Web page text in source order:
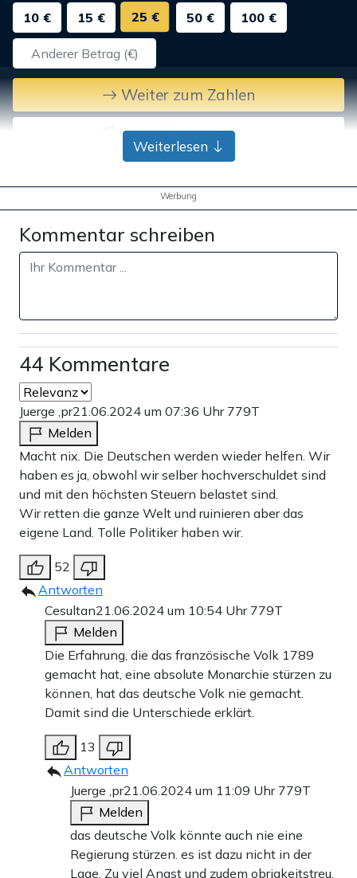
10 €
15 € 25 € 50 € 100 €
Weiter zum Zahlen
Bank-Überweisung
Weiterlesen
Werbung
Kommentar schreiben
44 Kommentare
Juerge ,pr21.06.2024 um 07:36 Uhr 779T
Melden
Macht nix. Die Deutschen werden wieder helfen. Wir
haben es ja, obwohl wir selber hochverschuldet sind
und mit den höchsten Steuern belastet sind.
Wir retten die ganze Welt und ruinieren aber das
eigene Land. Tolle Politiker haben wir.
52
Antworten
Cesultan21.06.2024 um 10:54 Uhr 779T
Melden
Die Erfahrung, die das französische Volk 1789
gemacht hat, eine absolute Monarchie stürzen zu
können, hat das deutsche Volk nie gemacht.
Damit sind die Unterschiede erklärt.
13
Antworten
Juerge ,pr21.06.2024 um 11:09 Uhr 779T
Melden
das deutsche Volk könnte auch nie eine
Regierung stürzen. es ist dazu nicht in der
Lage. Zu viel Angst und zudem obrigkeitstreu.